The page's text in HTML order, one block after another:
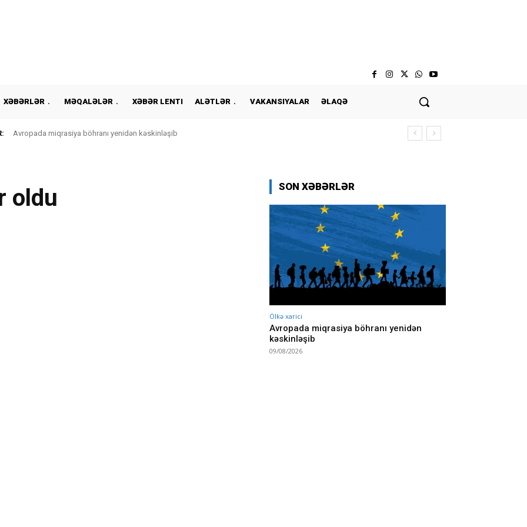
XƏBƏRLƏR MƏQALƏLƏR XƏBƏR LENTI ALƏTLƏR VAKANSIYALAR ƏLAQƏ
Avropada miqrasiya böhranı yenidən kəskinləşib
oldu SON XƏBƏRLƏR
Ölkə xarici
Avropada miqrasiya böhranı yenidən
kəskinləşib
09/08/2026